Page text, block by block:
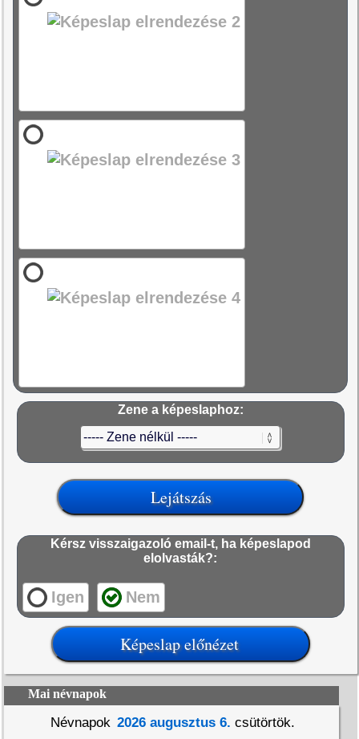
Zene a képeslaphoz:
Kérsz visszaigazoló email-t, ha képeslapod
elolvasták?:
Igen Nem
Mai névnapok
Névnapok 2026 augusztus 6. csütörtök.